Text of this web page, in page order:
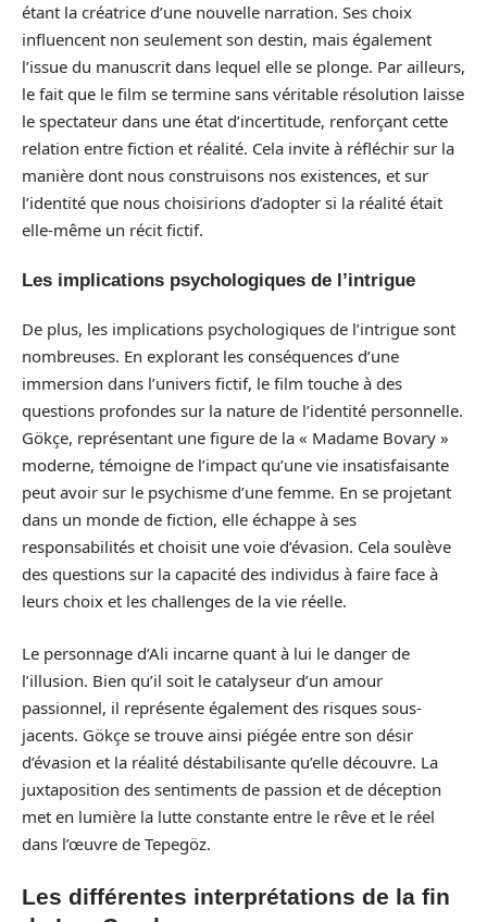
étant la créatrice d’une nouvelle narration. Ses choix
influencent non seulement son destin, mais également
l’issue du manuscrit dans lequel elle se plonge. Par ailleurs,
le fait que le film se termine sans véritable résolution laisse
le spectateur dans une état d’incertitude, renforçant cette
relation entre fiction et réalité. Cela invite à réfléchir sur la
manière dont nous construisons nos existences, et sur
l’identité que nous choisirions d’adopter si la réalité était
elle-même un récit fictif.
Les implications psychologiques de l’intrigue
De plus, les implications psychologiques de l’intrigue sont
nombreuses. En explorant les conséquences d’une
immersion dans l’univers fictif, le film touche à des
questions profondes sur la nature de l’identité personnelle.
Gökçe, représentant une figure de la « Madame Bovary »
moderne, témoigne de l’impact qu’une vie insatisfaisante
peut avoir sur le psychisme d’une femme. En se projetant
dans un monde de fiction, elle échappe à ses
responsabilités et choisit une voie d’évasion. Cela soulève
des questions sur la capacité des individus à faire face à
leurs choix et les challenges de la vie réelle.
Le personnage d’Ali incarne quant à lui le danger de
l’illusion. Bien qu’il soit le catalyseur d’un amour
passionnel, il représente également des risques sous-
jacents. Gökçe se trouve ainsi piégée entre son désir
d’évasion et la réalité déstabilisante qu’elle découvre. La
juxtaposition des sentiments de passion et de déception
met en lumière la lutte constante entre le rêve et le réel
dans l’œuvre de Tepegöz.
Les différentes interprétations de la fin